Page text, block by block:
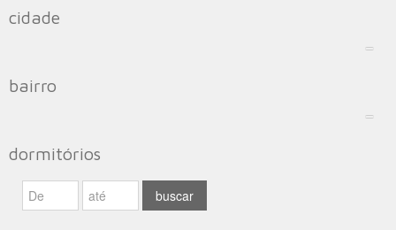
cidade
bairro
dormitórios